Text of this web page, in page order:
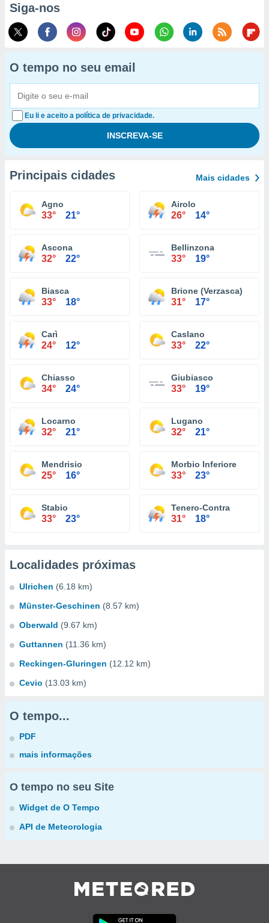
Siga-nos
O tempo no seu email
Eu li e aceito a política de privacidade.
Principais cidades Mais cidades
Agno
33° 21°
Airolo
26° 14°
Ascona
32° 22°
Bellinzona
33° 19°
Biasca
33° 18°
Brione (Verzasca)
31° 17°
Carì
24° 12°
Caslano
33° 22°
Chiasso
34° 24°
Giubiasco
33° 19°
Locarno
32° 21°
Lugano
32° 21°
Mendrisio
25° 16°
Morbio Inferiore
33° 23°
Stabio
33° 23°
Tenero-Contra
31° 18°
Localidades próximas
Ulrichen (6.18 km)
Münster-Geschinen (8.57 km)
Oberwald (9.67 km)
Guttannen (11.36 km)
Reckingen-Gluringen (12.12 km)
Cevio (13.03 km)
O tempo...
PDF
mais informações
O tempo no seu Site
Widget de O Tempo
API de Meteorologia